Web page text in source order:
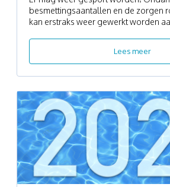
besmettingsaantallen en de zorgen
kan erstraks weer gewerkt worden
Lees meer